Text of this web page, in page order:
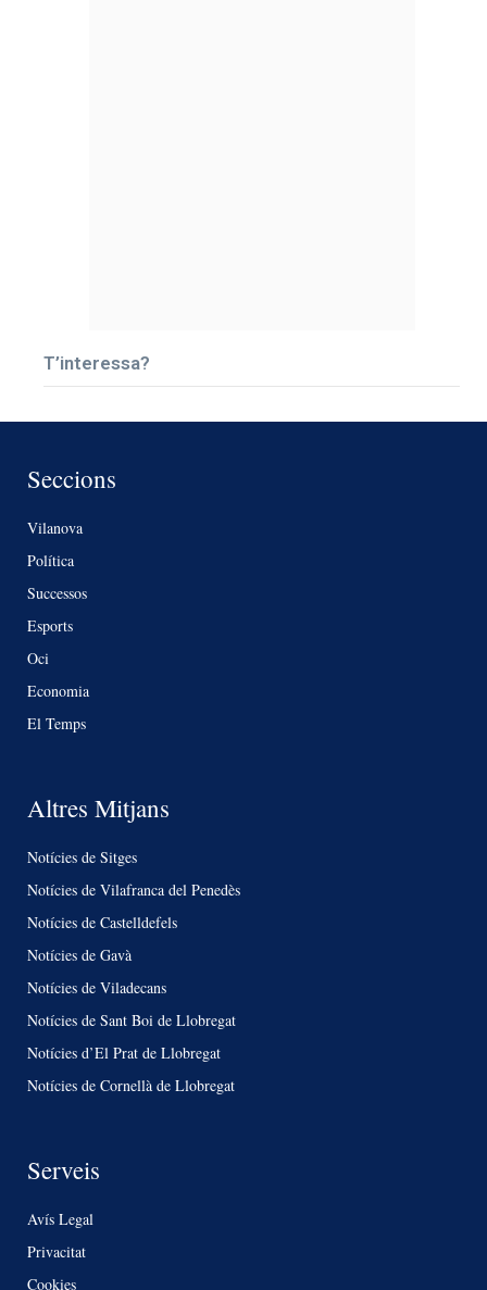
T’interessa?
Seccions
Vilanova
Política
Successos
Esports
Oci
Economia
El Temps
Altres Mitjans
Notícies de Sitges
Notícies de Vilafranca del Penedès
Notícies de Castelldefels
Notícies de Gavà
Notícies de Viladecans
Notícies de Sant Boi de Llobregat
Notícies d’El Prat de Llobregat
Notícies de Cornellà de Llobregat
Serveis
Avís Legal
Privacitat
Cookies